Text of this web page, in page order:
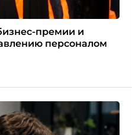
премии и
персоналом